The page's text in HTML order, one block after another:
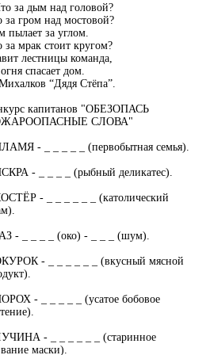
за дым над головой?
за гром над мостовой?
пылает за углом.
за мрак стоит кругом?
лестницы команда,
спасает дом.
“Дядя Стёпа”.
капитанов "ОБЕЗОПАСЬ
СЛОВА"
- _ _ _ _ _ (первобытная семья).
- _ _ _ _ (рыбный деликатес).
- _ _ _ _ _ _ (католический
- _ _ _ _ (око) - _ _ _ (шум).
- _ _ _ _ _ _ (вкусный мясной
- _ _ _ _ _ (усатое бобовое
- _ _ _ _ _ _ (старинное
маски).